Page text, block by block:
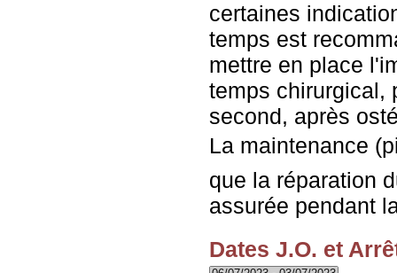
certaines
temps est
mettre en place
temps chirurgical,
second, après
La maintenance
que la réparation
assurée pendant
Dates J.O. et